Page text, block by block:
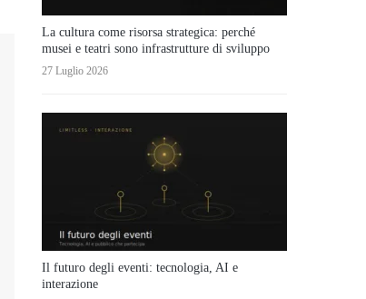
La cultura come risorsa strategica: perché
musei e teatri sono infrastrutture di sviluppo
27 Luglio 2026
Il futuro degli eventi: tecnologia, AI e
interazione